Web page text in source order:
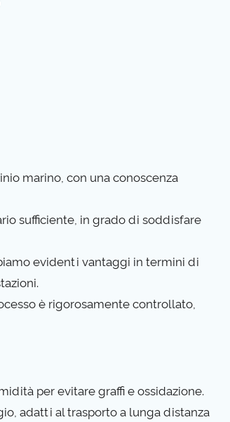
marino, con una conoscenza
sufficiente, in grado di soddisfare
evidenti vantaggi in termini di
è rigorosamente controllato,
per evitare graffi e ossidazione.
adatti al trasporto a lunga distanza